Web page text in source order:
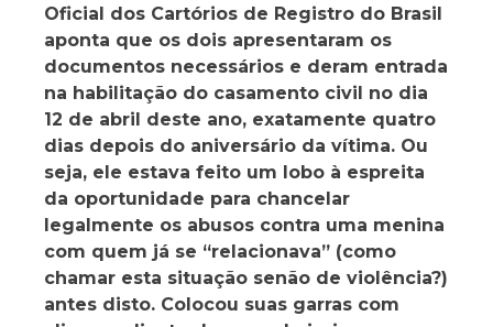
Oficial dos Cartórios de Registro do Brasil
aponta que os dois apresentaram os
documentos necessários e deram entrada
na habilitação do casamento civil no dia
12 de abril deste ano, exatamente quatro
dias depois do aniversário da vítima. Ou
seja, ele estava feito um lobo à espreita
da oportunidade para chancelar
legalmente os abusos contra uma menina
com quem já se “relacionava” (como
chamar esta situação senão de violência?)
antes disto. Colocou suas garras com